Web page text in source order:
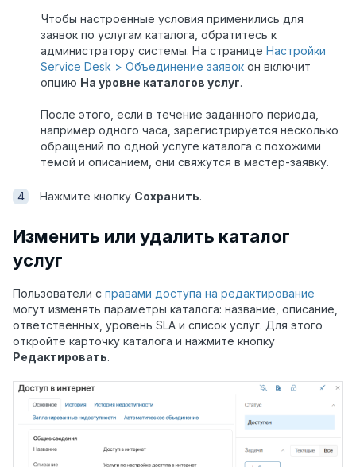
Чтобы настроенные условия применились для
заявок по услугам каталога, обратитесь к
администратору системы. На странице Настройки
Service Desk > Объединение заявок он включит
опцию На уровне каталогов услуг.
После этого, если в течение заданного периода,
например одного часа, зарегистрируется несколько
обращений по одной услуге каталога с похожими
темой и описанием, они свяжутся в мастер-заявку.
Нажмите кнопку Сохранить.
Изменить или удалить каталог
услуг
Пользователи с правами доступа на редактирование
могут изменять параметры каталога: название, описание,
ответственных, уровень SLA и список услуг. Для этого
откройте карточку каталога и нажмите кнопку
Редактировать.